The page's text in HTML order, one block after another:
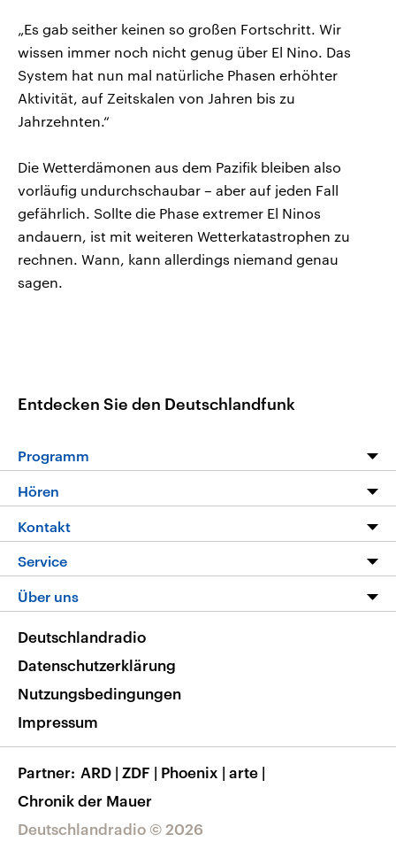
„Es gab seither keinen so großen Fortschritt. Wir
wissen immer noch nicht genug über El Nino. Das
System hat nun mal natürliche Phasen erhöhter
Aktivität, auf Zeitskalen von Jahren bis zu
Jahrzehnten.“
Die Wetterdämonen aus dem Pazifik bleiben also
vorläufig undurchschaubar – aber auf jeden Fall
gefährlich. Sollte die Phase extremer El Ninos
andauern, ist mit weiteren Wetterkatastrophen zu
rechnen. Wann, kann allerdings niemand genau
sagen.
Entdecken Sie den Deutschlandfunk
Programm
Die Nachrichten
Nachrichtenleicht
Neue Beiträge auf dlf.de
Hören
Livestream
Podcasts
Deutschlandfunk App
Nachrichten App
Frequenzen
Kontakt
Hörerservice
Service
FAQ
Veranstaltungen
Musikliste
RSS
Über uns
Barrierefreiheit
Deutschlandradio © 2026
Deutschlandradio
Datenschutzerklärung
Nutzungsbedingungen
Impressum
Partner ARD | ZDF | Phoenix | arte |
Chronik der Mauer